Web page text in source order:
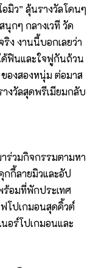
มิว” ลุ้นรางวัลโดนๆ
กๆ กลางเวที วัด
ริง งานนี้บอกเลยว่า
ด้ฟินและใจฟูกันถ้วน
องสองหนุ่ม ต่อมาส
งวัลสุดพรีเมียมกลับ
าร่วมกิจกรรมตามหา
กกี้ลายมิวและอัป
ร้อมที่พักประเทศ
โปเกมอนสุดคิ้วต์
อร์โปเกมอนและ